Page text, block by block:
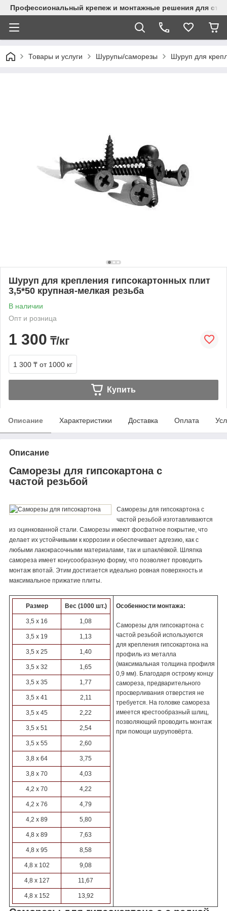
Профессиональный крепеж и монтажные решения для
Товары и услуги Шурупы/саморезы Шуруп для
Шуруп для крепления гипсокартонных плит
3,5*50 крупная-мелкая резьба
В наличии
Опт и розница
1 300 ₸/кг
1 300 ₸ от 1000 кг
Купить
Описание Характеристики Доставка Оплата
Описание
Саморезы для гипсокартона с
частой резьбой
Саморезы для гипсокартона с
частой резьбой изготавливаются
из оцинкованной стали. Саморезы имеют фосфатное покрытие, что
делает их устойчивыми к коррозии и обеспечивает адгезию, как с
любыми лакокрасочными материалами, так и шпаклёвкой. Шляпка
самореза имеет конусообразную форму, что позволяет проводить
монтаж впотай. Этим достигается идеально ровная поверхность и
максимальное прижатие плиты.
Размер Вес (1000 шт.)
3,5 х 16 1,08
3,5 х 19 1,13
3,5 х 25 1,40
3,5 х 32 1,65
3,5 х 35 1,77
3,5 х 41 2,11
3,5 х 45 2,22
3,5 х 51 2,54
3,5 х 55 2,60
3,8 х 64 3,75
3,8 х 70 4,03
4,2 х 70 4,22
4,2 х 76 4,79
4,2 х 89 5,80
4,8 х 89 7,63
4,8 х 95 8,58
4,8 х 102 9,08
4,8 х 127 11,67
4,8 х 152 13,92
Особенности монтажа:
Саморезы для гипсокартона с
частой резьбой используются
для крепления гипсокартона на
профиль из металла
(максимальная толщина профиля
0,9 мм). Благодаря острому концу
самореза, предварительного
просверливания отверстия не
требуется. На головке самореза
имеется крестообразный шлиц,
позволяющий проводить монтаж
при помощи шуруповёрта.